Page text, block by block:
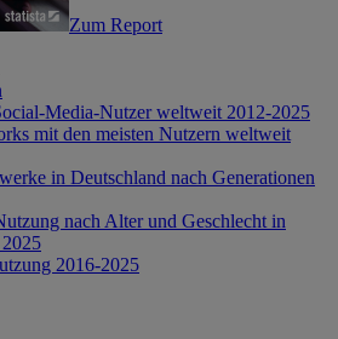
Zum Report
Media-Nutzer weltweit 2012-2025
mit den meisten Nutzern weltweit
in Deutschland nach Generationen
nach Alter und Geschlecht in
2016-2025